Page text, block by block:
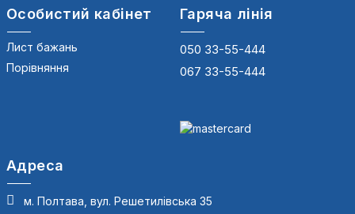
Особистий кабінет
Лист бажань
Порівняння
Гаряча лінія
050 33-55-444
067 33-55-444
Адреса
м. Полтава, вул. Решетилівська 35